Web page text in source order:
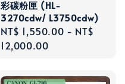
彩碳粉匣 (HL-
3270cdw/ L3750cdw)
Regular
price
NT$ 1,550.00 - NT$
12,000.00